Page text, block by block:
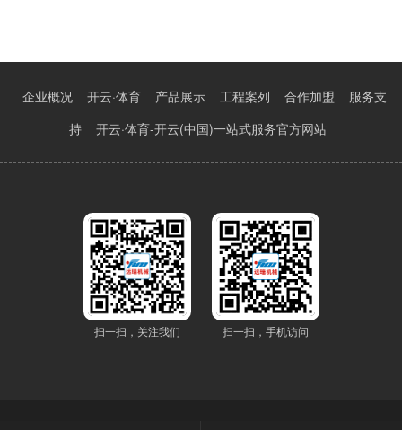
企业概况 开云·体育 产品展示 工程案列 合作加盟
服务支
持
开云·体育-开云(中国)一站式服务官方网站
扫一扫，关注我们 扫一扫，手机访问